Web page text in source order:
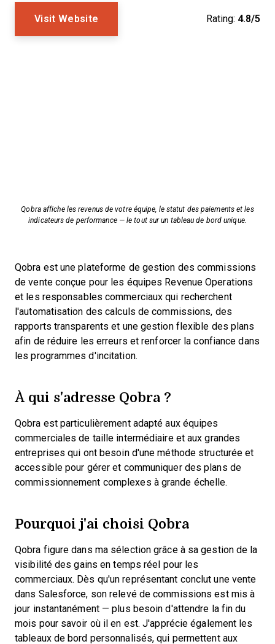
Visit Website Rating: 4.8/5
Qobra affiche les revenus de votre équipe, le statut des paiements et les
indicateurs de performance — le tout sur un tableau de bord unique.
Qobra est une plateforme de gestion des commissions
de vente conçue pour les équipes Revenue Operations
et les responsables commerciaux qui recherchent
l'automatisation des calculs de commissions, des
rapports transparents et une gestion flexible des plans
afin de réduire les erreurs et renforcer la confiance dans
les programmes d'incitation.
À qui s'adresse Qobra ?
Qobra est particulièrement adapté aux équipes
commerciales de taille intermédiaire et aux grandes
entreprises qui ont besoin d'une méthode structurée et
accessible pour gérer et communiquer des plans de
commissionnement complexes à grande échelle.
Pourquoi j'ai choisi Qobra
Qobra figure dans ma sélection grâce à sa gestion de la
visibilité des gains en temps réel pour les
commerciaux. Dès qu'un représentant conclut une vente
dans Salesforce, son relevé de commissions est mis à
jour instantanément — plus besoin d'attendre la fin du
mois pour savoir où il en est. J'apprécie également les
tableaux de bord personnalisés, qui permettent aux